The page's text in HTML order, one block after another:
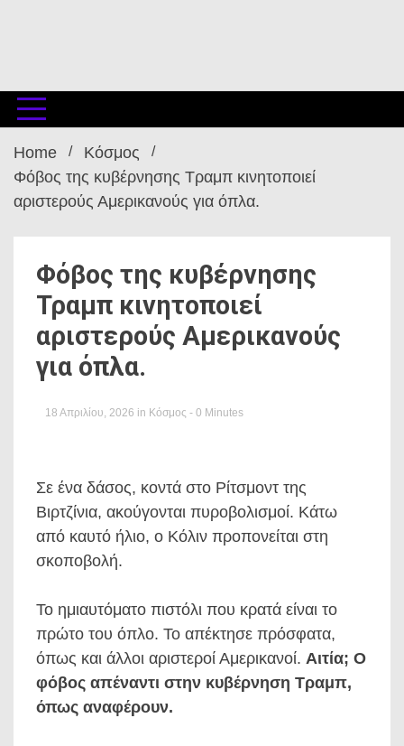
Home
Κόσμος
Φόβος της κυβέρνησης Τραμπ κινητοποιεί
αριστερούς Αμερικανούς για όπλα.
Φόβος της κυβέρνησης
Τραμπ κινητοποιεί
αριστερούς Αμερικανούς
για όπλα.
18 Απριλίου, 2026 in Κόσμος - 0 Minutes
Σε ένα δάσος, κοντά στο Ρίτσμοντ της
Βιρτζίνια, ακούγονται πυροβολισμοί. Κάτω
από καυτό ήλιο, ο Κόλιν προπονείται στη
σκοποβολή.
Το ημιαυτόματο πιστόλι που κρατά είναι το
πρώτο του όπλο. Το απέκτησε πρόσφατα,
όπως και άλλοι αριστεροί Αμερικανοί. Αιτία; Ο
φόβος απέναντι στην κυβέρνηση Τραμπ,
όπως αναφέρουν.